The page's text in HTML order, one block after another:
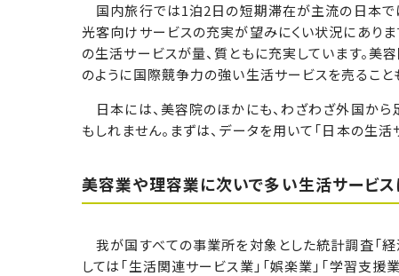
国内旅行では1泊2日の短期滞在が主流の日本で
光客向けサービスの充実が望みにくい状況にあり
の生活サービスが量、質ともに充実しています。
のように国際競争力の強い生活サービスを売ること
日本には、美容院のほかにも、わざわざ外国から
もしれません。まずは、データを用いて「日本の生活
美容業や理容業に次いで多い生活サービ
我が国すべての事業所を対象とした統計調査「経
しては「生活関連サービス業」「娯楽業」「学習支